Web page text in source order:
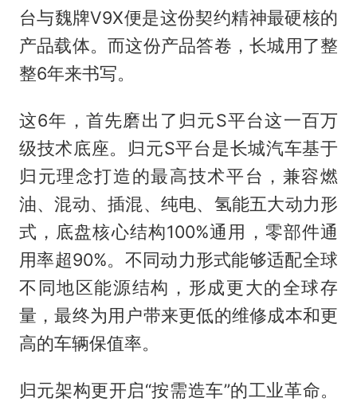
台与魏牌V9X便是这份契约精神最硬核的
产品载体。而这份产品答卷，长城用了整
整6年来书写。
这6年，首先磨出了归元S平台这一百万
级技术底座。归元S平台是长城汽车基于
归元理念打造的最高技术平台，兼容燃
油、混动、插混、纯电、氢能五大动力形
式，底盘核心结构100%通用，零部件通
用率超90%。不同动力形式能够适配全球
不同地区能源结构，形成更大的全球存
量，最终为用户带来更低的维修成本和更
高的车辆保值率。
归元架构更开启“按需造车”的工业革命。